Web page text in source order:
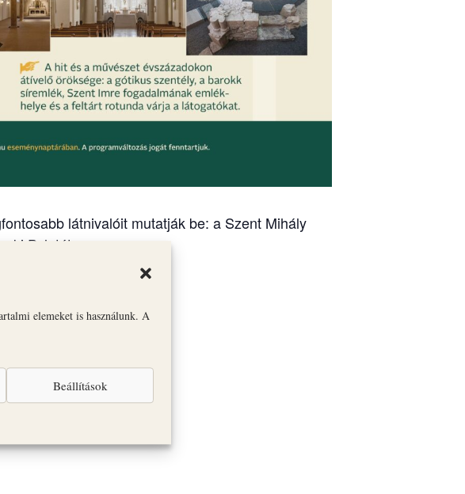
elemeket is használunk. A
Beállítások
látnivalóit mutatják be: a Szent Mihály
Palotát.
György Kápolna